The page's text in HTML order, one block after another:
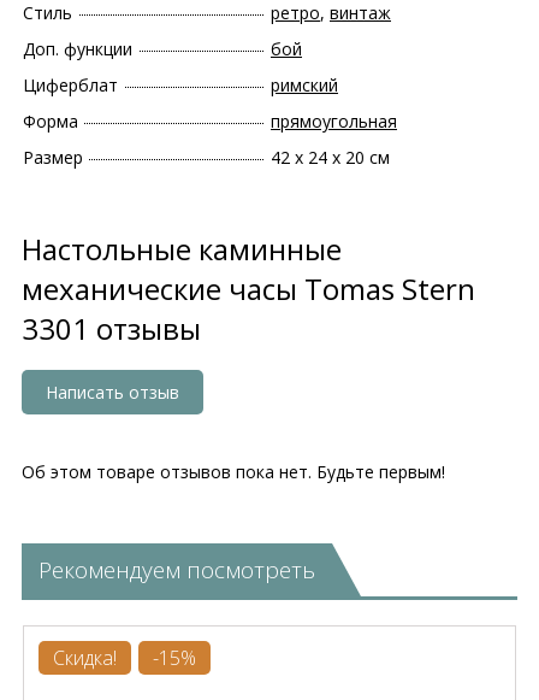
Стиль
ретро, винтаж
Доп. функции
бой
Циферблат
римский
Форма
прямоугольная
Размер
42 х 24 х 20 см
Настольные каминные
механические часы Tomas Stern
3301 отзывы
Написать отзыв
Об этом товаре отзывов пока нет. Будьте первым!
Рекомендуем посмотреть
Скидка! -15%